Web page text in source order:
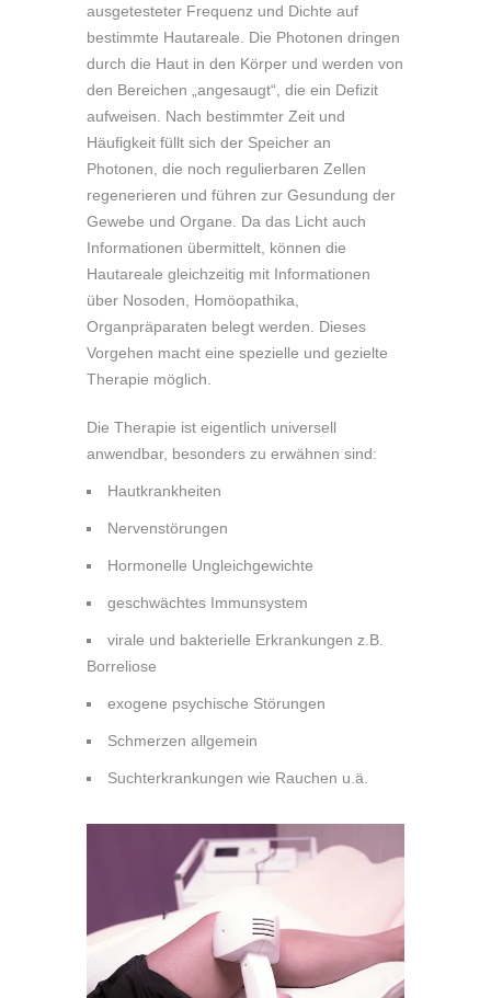
ausgetesteter Frequenz und Dichte auf
bestimmte Hautareale. Die Photonen dringen
durch die Haut in den Körper und werden von
den Bereichen „angesaugt“, die ein Defizit
aufweisen. Nach bestimmter Zeit und
Häufigkeit füllt sich der Speicher an
Photonen, die noch regulierbaren Zellen
regenerieren und führen zur Gesundung der
Gewebe und Organe. Da das Licht auch
Informationen übermittelt, können die
Hautareale gleichzeitig mit Informationen
über Nosoden, Homöopathika,
Organpräparaten belegt werden. Dieses
Vorgehen macht eine spezielle und gezielte
Therapie möglich.
Die Therapie ist eigentlich universell
anwendbar, besonders zu erwähnen sind:
Hautkrankheiten
Nervenstörungen
Hormonelle Ungleichgewichte
geschwächtes Immunsystem
virale und bakterielle Erkrankungen z.B.
Borreliose
exogene psychische Störungen
Schmerzen allgemein
Suchterkrankungen wie Rauchen u.ä.